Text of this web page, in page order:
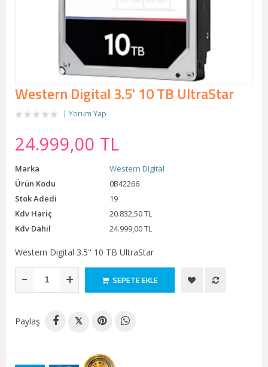
Western Digital 3.5' 10 TB UltraStar
Yorum Yap
24.999,00 TL
Marka
Western Digital
Ürün Kodu
0B42266
Stok Adedi
19
Kdv Hariç
20.832,50 TL
Kdv Dahil
24.999,00 TL
Western Digital 3.5'' 10 TB UltraStar
- + SEPETE EKLE
Paylaş 𝕏